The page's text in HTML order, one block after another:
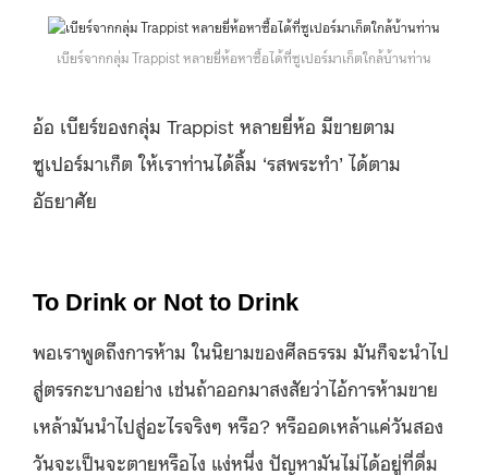
เบียร์จากกลุ่ม Trappist หลายยี่ห้อหาซื้อได้ที่ซูเปอร์มาเก็ตใกล้บ้านท่าน
อ้อ เบียร์ของกลุ่ม Trappist หลายยี่ห้อ มีขายตาม
ซูเปอร์มาเก็ต ให้เราท่านได้ลิ้ม ‘รสพระทำ’ ได้ตาม
อัธยาศัย
To Drink or Not to Drink
พอเราพูดถึงการห้าม ในนิยามของศีลธรรม มันก็จะนำไป
สู่ตรรกะบางอย่าง เช่นถ้าออกมาสงสัยว่าไอ้การห้ามขาย
เหล้ามันนำไปสู่อะไรจริงๆ หรือ? หรืออดเหล้าแค่วันสอง
วันจะเป็นจะตายหรือไง แง่หนึ่ง ปัญหามันไม่ได้อยู่ที่ดื่ม